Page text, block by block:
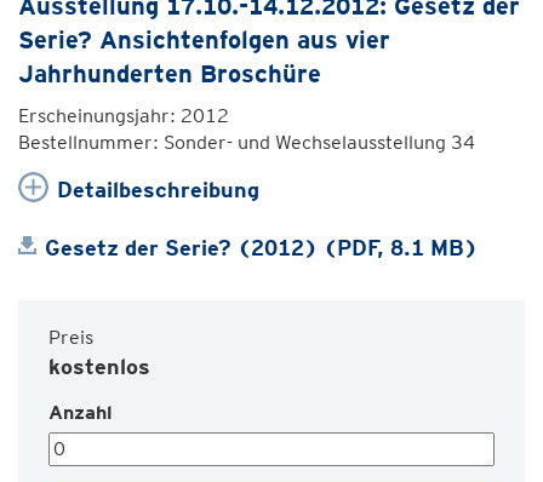
Ausstellung 17.10.-14.12.2012: Gesetz der
Serie? Ansichtenfolgen aus vier
Jahrhunderten Broschüre
Erscheinungsjahr: 2012
Bestellnummer: Sonder- und Wechselausstellung 34
Detailbeschreibung
Gesetz der Serie? (2012) (PDF, 8.1 MB)
Preis
kostenlos
Anzahl